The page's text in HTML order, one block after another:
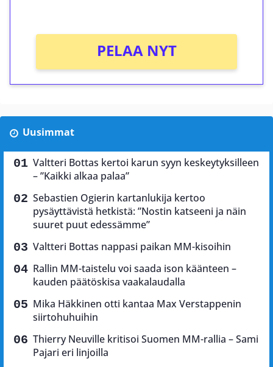
PELAA NYT
Uusimmat
Valtteri Bottas kertoi karun syyn keskeytyksilleen
– ”Kaikki alkaa palaa”
Sebastien Ogierin kartanlukija kertoo
pysäyttävistä hetkistä: ”Nostin katseeni ja näin
suuret puut edessämme”
Valtteri Bottas nappasi paikan MM-kisoihin
Rallin MM-taistelu voi saada ison käänteen –
kauden päätöskisa vaakalaudalla
Mika Häkkinen otti kantaa Max Verstappenin
siirtohuhuihin
Thierry Neuville kritisoi Suomen MM-rallia – Sami
Pajari eri linjoilla